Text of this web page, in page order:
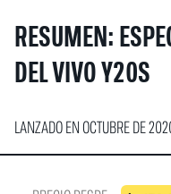
RESUMEN:
DEL VIVO Y20S
LANZADO EN OCTUBRE DE